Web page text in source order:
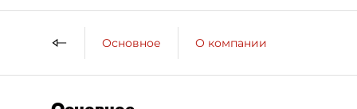
Основное О компании